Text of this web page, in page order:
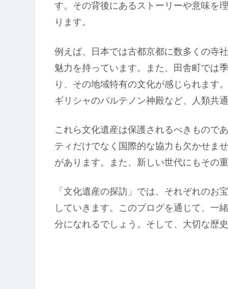
す。その背後にあるストーリーや意味を
ります。
例えば、日本では古都京都に数多くの寺
魅力を持っています。また、田舎町では
り、その地域特有の文化が感じられます
ギリシャのパルテノン神殿など、人類共
これら文化遺産は保護されるべきもので
ティだけでなく国際的な協力も欠かせま
があります。また、新しい世代にもその
「文化遺産の探訪」では、それぞれのお
していきます。このブログを通じて、一
分になれるでしょう。そして、大切な歴